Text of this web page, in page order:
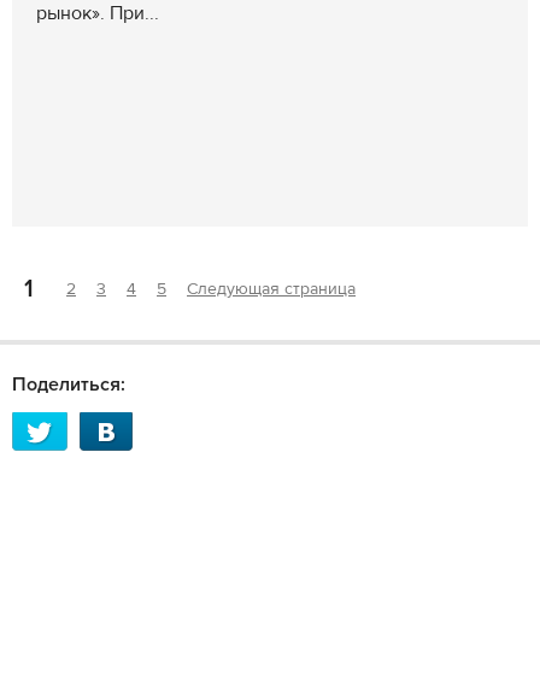
рынок». При...
1 2 3 4 5 Следующая страница
Поделиться: